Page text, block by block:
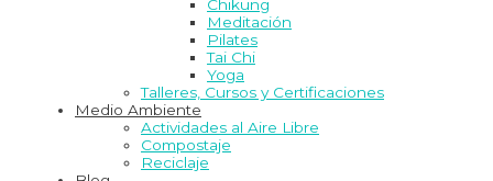
Chikung
Meditación
Pilates
Tai Chi
Yoga
Talleres, Cursos y Certificaciones
Medio Ambiente
Actividades al Aire Libre
Compostaje
Reciclaje